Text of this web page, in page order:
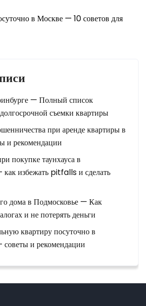
в Москве — 10 советов для
— Полный список
съемки квартиры
при аренде квартиры в
и рекомендации
покупке таунхауса в
избежать pitfalls и сделать
дома в Подмосковье — Как
и не потерять деньги
квартиру посуточно в
и рекомендации